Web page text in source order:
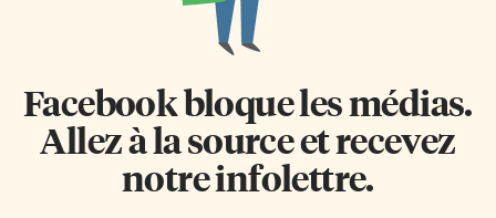
Facebook bloque les médias.
Allez à la source et recevez
notre infolettre.